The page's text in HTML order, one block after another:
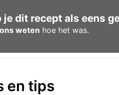
je dit recept als eens
weten hoe het was.
en tips